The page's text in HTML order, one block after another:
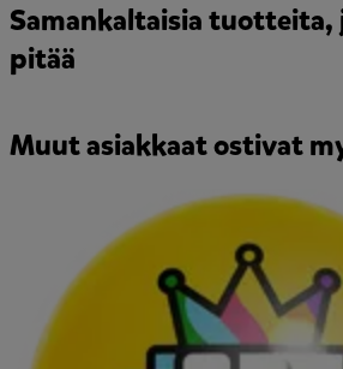
Samankaltaisia tuotteita,
pitää
Muut asiakkaat ostivat